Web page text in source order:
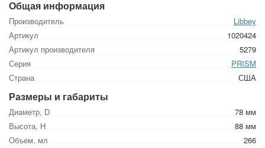
Общая информация
Производитель
Libbey
Артикул
1020424
Артикул производителя
5279
Серия
PRISM
Страна
США
Размеры и габариты
Диаметр, D
78 мм
Высота, Н
88 мм
Объем, мл
266